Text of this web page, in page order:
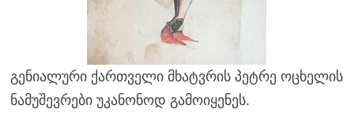
გენიალური ქართველი მხატვრის პეტრე ოცხელის
ნამუშევრები უკანონოდ გამოიყენეს.